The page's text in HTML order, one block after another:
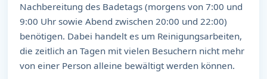
Nachbereitung des Badetags (morgens von 7:00 und
9:00 Uhr sowie Abend zwischen 20:00 und 22:00)
benötigen. Dabei handelt es um Reinigungsarbeiten,
die zeitlich an Tagen mit vielen Besuchern nicht mehr
von einer Person alleine bewältigt werden können.